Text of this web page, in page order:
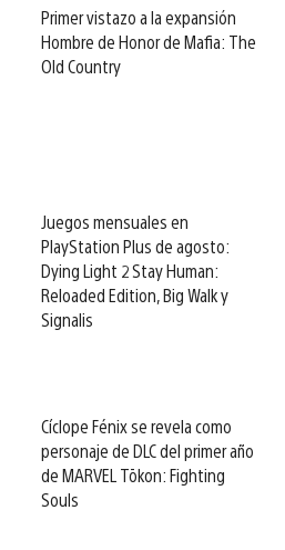
Primer vistazo a la expansión
Hombre de Honor de Mafia: The
Old Country
Juegos mensuales en
PlayStation Plus de agosto:
Dying Light 2 Stay Human:
Reloaded Edition, Big Walk y
Signalis
Cíclope Fénix se revela como
personaje de DLC del primer año
de MARVEL Tōkon: Fighting
Souls